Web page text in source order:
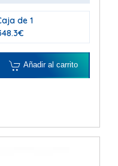
de 1
Añadir al carrito